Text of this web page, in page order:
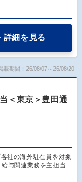
詳細を見る
載期間：26/08/07～26/08/20
＜東京＞豊田通
社の海外駐在員を対象
与関連業務を主担当